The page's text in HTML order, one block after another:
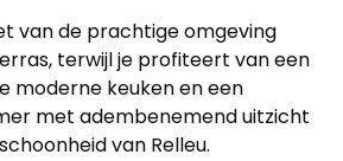
van de prachtige omgeving
terwijl je profiteert van een
moderne keuken en een
met adembenemend uitzicht
van Relleu.